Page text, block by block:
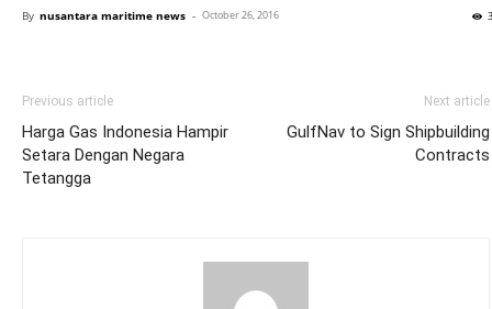
By nusantara maritime news - October 26, 2016
Previous article
Harga Gas Indonesia Hampir
Setara Dengan Negara
Tetangga
Next article
GulfNav to Sign Shipbuilding
Contracts